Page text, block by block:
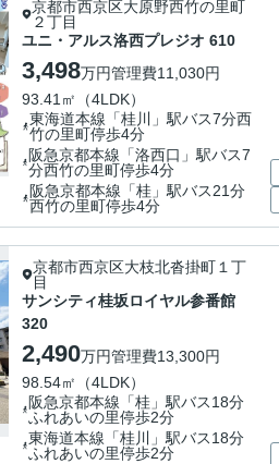
京都市西京区大原野西竹の里町
２丁目
ユニ・アルス洛西プレジオ 610
3,498万円管理費11,030円
93.41㎡（4LDK）
東海道本線「桂川」駅バス7分西
竹の里町停歩4分
阪急京都本線「洛西口」駅バス7
分西竹の里町停歩4分
阪急京都本線「桂」駅バス21分
西竹の里町停歩4分
京都市西京区大枝北沓掛町１丁
目
サンシティ桂坂ロイヤル参番館
320
2,490万円管理費13,300円
98.54㎡（4LDK）
阪急京都本線「桂」駅バス18分
ふれあいの里停歩2分
東海道本線「桂川」駅バス18分
ふれあいの里停歩2分